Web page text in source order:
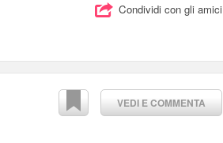
Condividi con gli amici
VEDI E COMMENTA